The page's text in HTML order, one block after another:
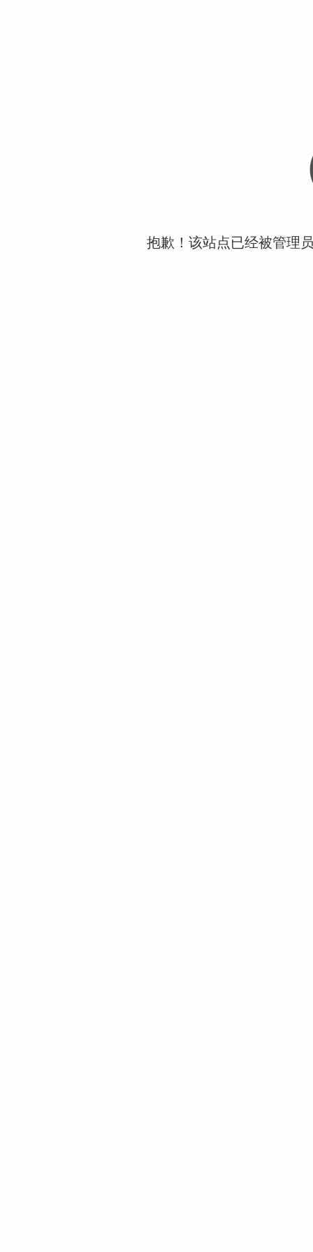
抱歉！该站点已经被管理